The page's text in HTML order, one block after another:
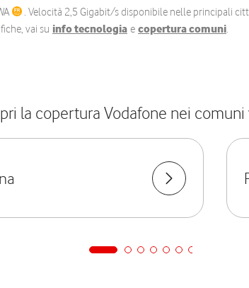
. Velocità 2,5 Gigabit/s disponibile nelle principali
vai su info tecnologia e copertura comuni.
la copertura Vodafone nei comuni